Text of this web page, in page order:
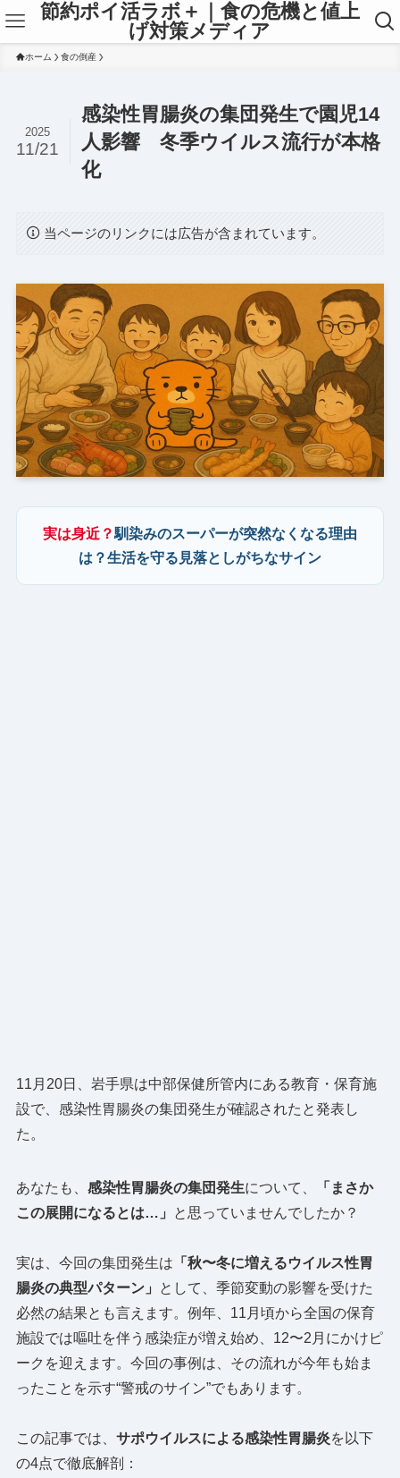
節約ポイ活ラボ＋｜食の危機と値上
げ対策メディア
ホーム 食の倒産
感染性胃腸炎の集団発生で園児14
人影響 冬季ウイルス流行が本格
化
2025
11/21
当ページのリンクには広告が含まれています。
実は身近？馴染みのスーパーが突然なくなる理由
は？生活を守る見落としがちなサイン
11月20日、岩手県は中部保健所管内にある教育・保育施
設で、感染性胃腸炎の集団発生が確認されたと発表し
た。
あなたも、 感染性胃腸炎の集団発生について、
「まさか
この展開になるとは…」
と思っていませんでしたか？
実は、今回の集団発生は 「秋〜冬に増えるウイルス性胃
腸炎の典型パターン」
として、季節変動の影響を受けた
必然の結果とも言えます。例年、11月頃から全国の保育
施設では嘔吐を伴う感染症が増え始め、12〜2月にかけピ
ークを迎えます。今回の事例は、その流れが今年も始ま
ったことを示す“警戒のサイン”でもあります。
この記事では、 サポウイルスによる感染性胃腸炎を以下
の4点で徹底解剖：